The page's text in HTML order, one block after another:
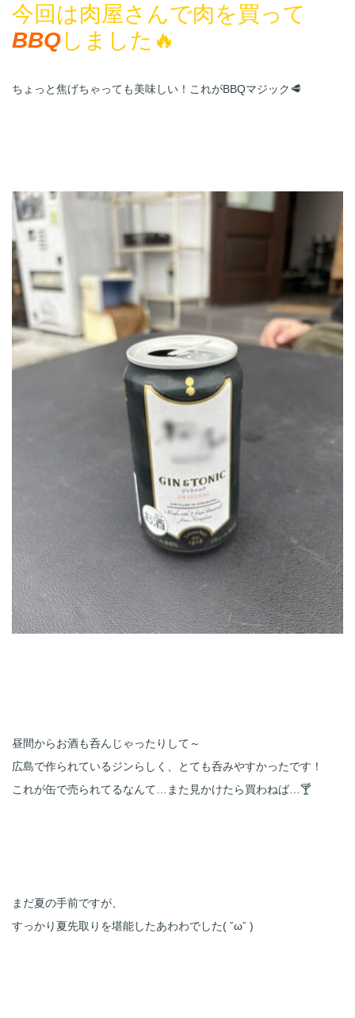
今回は肉屋さんで肉を買って
BBQ
ちょっと焦げちゃっても美味しい！これがBBQマジック🥩
昼間からお酒も呑んじゃったりして～
広島で作られているジンらしく、とても呑みやすかったです！
これが缶で売られてるなんて…また見かけたら買わねば…🍸️
まだ夏の手前ですが、
すっかり夏先取りを堪能したあわわでした( ˇωˇ )